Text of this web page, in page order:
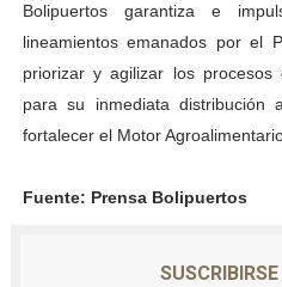
Corposalud inició talleres
Bolipuertos garantiza e
lineamientos emanados por el
priorizar y agilizar los
para su inmediata
fortalecer el Motor
Fuente: Prensa Bolipuertos